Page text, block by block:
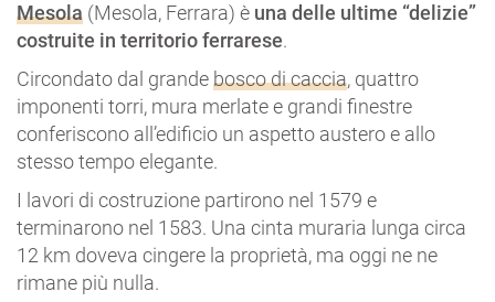
Mesola (Mesola, Ferrara) è una delle ultime “delizie”
costruite in territorio ferrarese.
Circondato dal grandebosco di caccia, quattro
imponenti torri, mura merlate e grandi finestre
conferiscono all’edificio un aspetto austero e allo
stesso tempo elegante.
I lavori di costruzione partirono nel 1579 e
terminarono nel 1583. Una cinta muraria lunga circa
12 km doveva cingere la proprietà, ma oggi ne ne
rimane più nulla.